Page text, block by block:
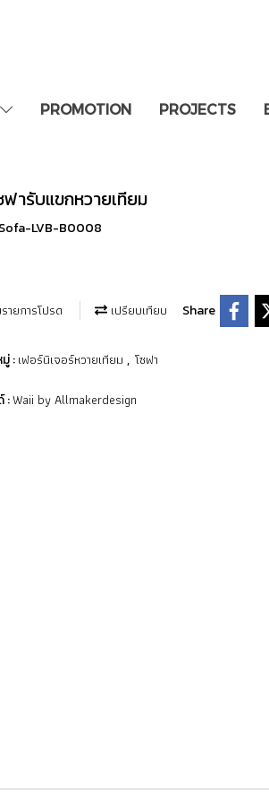
PROMOTION PROJECTS
ารับแขกหวายเทียม
Sofa-LVB-B0008
ายการโปรด เปรียบเทียบ Share
:เฟอร์นิเจอร์หวายเทียม , โซฟา
:Waii by Allmakerdesign